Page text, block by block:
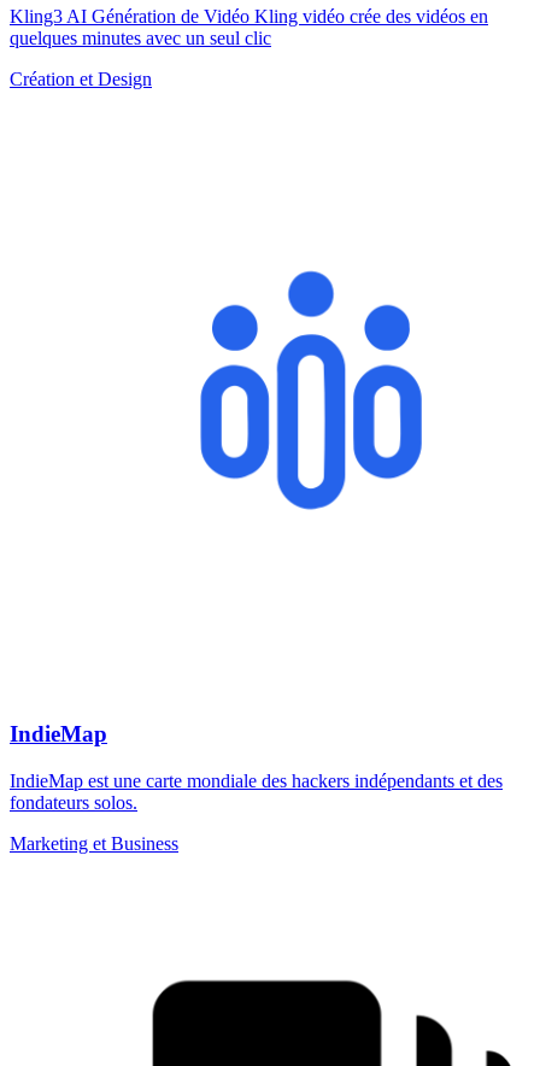
Kling3 AI Génération de Vidéo Kling vidéo crée des vidéos en
quelques minutes avec un seul clic
Création et Design
IndieMap
IndieMap est une carte mondiale des hackers indépendants et des
fondateurs solos.
Marketing et Business